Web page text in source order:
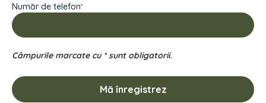
Număr de telefon*
Câmpurile marcate cu * sunt obligatorii.